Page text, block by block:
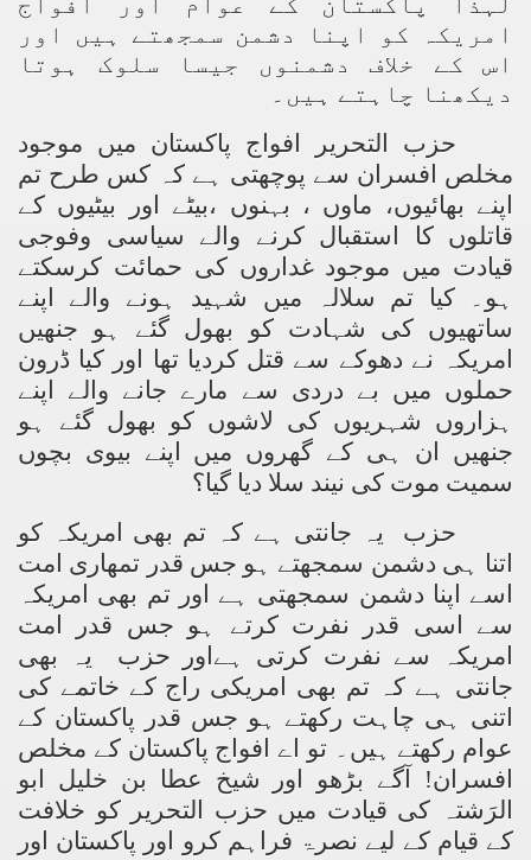
امریکہ کو اپنا دشمن سمجھتے ہیں اور
اس کے خلاف دشمنوں جیسا سلوک ہوتا
دیکھنا چاہتے ہیں۔
حزب التحریر افواج پاکستان میں موجود
مخلص افسران سے پوچھتی ہے کہ کس طرح تم
اپنے بھائیوں، ماوں ، بہنوں ،بیٹے اور بیٹیوں کے
قاتلوں کا استقبال کرنے والے سیاسی وفوجی
قیادت میں موجود غداروں کی حمائت کرسکتے
ہو۔ کیا تم سلالہ میں شہید ہونے والے اپنے
ساتھیوں کی شہادت کو بھول گئے ہو جنھیں
امریکہ نے دھوکے سے قتل کردیا تھا اور کیا ڈرون
حملوں میں بے دردی سے مارے جانے والے اپنے
ہزاروں شہریوں کی لاشوں کو بھول گئے ہو
جنھیں ان ہی کے گھروں میں اپنے بیوی بچوں
سمیت موت کی نیند سلا دیا گیا؟
حزب یہ جانتی ہے کہ تم بھی امریکہ کو
اتنا ہی دشمن سمجھتے ہو جس قدر تمھاری امت
اسے اپنا دشمن سمجھتی ہے اور تم بھی امریکہ
سے اسی قدر نفرت کرتے ہو جس قدر امت
امریکہ سے نفرت کرتی ہےاور حزب یہ بھی
جانتی ہے کہ تم بھی امریکی راج کے خاتمے کی
اتنی ہی چاہت رکھتے ہو جس قدر پاکستان کے
عوام رکھتے ہیں۔ تو اے افواج پاکستان کے مخلص
افسران! آگے بڑھو اور شیخ عطا بن خلیل ابو
الرَشتہ کی قیادت میں حزب التحریر کو خلافت
کے قیام کے لیے نصرۃ فراہم کرو اور پاکستان اور